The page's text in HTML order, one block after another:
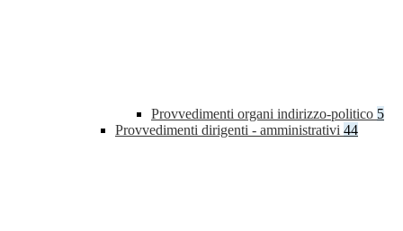
Provvedimenti organi indirizzo-politico 5
Provvedimenti dirigenti - amministrativi 44